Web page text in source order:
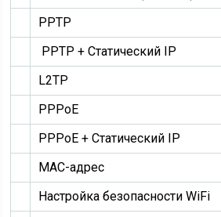
PPTP
PPTP + Статический IP
L2TP
PPPoE
PPPoE + Статический IP
MAC-адрес
Настройка безопасности WiFi